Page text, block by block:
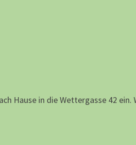
Hause in die Wettergasse 42 ein.